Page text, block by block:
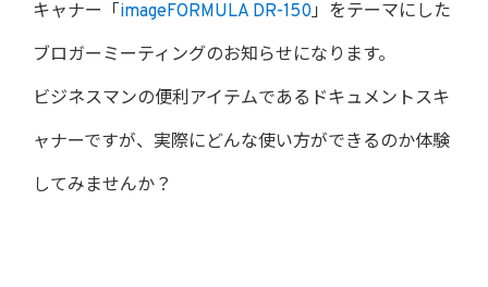
キャナー「 imageFORMULA DR-150」をテーマにした
ブロガーミーティングのお知らせになります。
ビジネスマンの便利アイテムであるドキュメントスキ
ャナーですが、実際にどんな使い方ができるのか体験
してみませんか？